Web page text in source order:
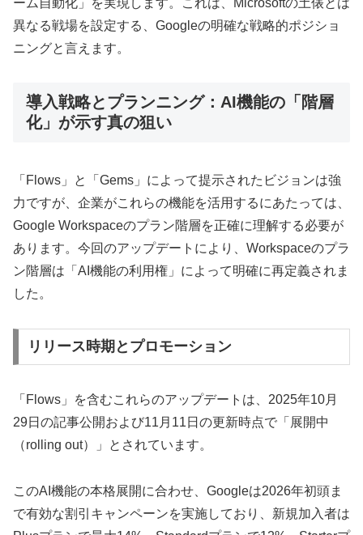
異なる戦場を設定する、Googleの明確な戦略的ポジショ
ニングと言えます。
導入戦略とプランニング：AI機能の「階層
化」が示す真の狙い
「Flows」と「Gems」によって提示されたビジョンは強
力ですが、企業がこれらの機能を活用するにあたっては、
Google Workspaceのプラン階層を正確に理解する必要が
あります。今回のアップデートにより、Workspaceのプラ
ン階層は「AI機能の利用権」によって明確に再定義されま
した。
リリース時期とプロモーション
「Flows」を含むこれらのアップデートは、2025年10月
29日の記事公開および11月11日の更新時点で「展開中
（rolling out）」とされています。
このAI機能の本格展開に合わせ、Googleは2026年初頭ま
で有効な割引キャンペーンを実施しており、新規加入者は